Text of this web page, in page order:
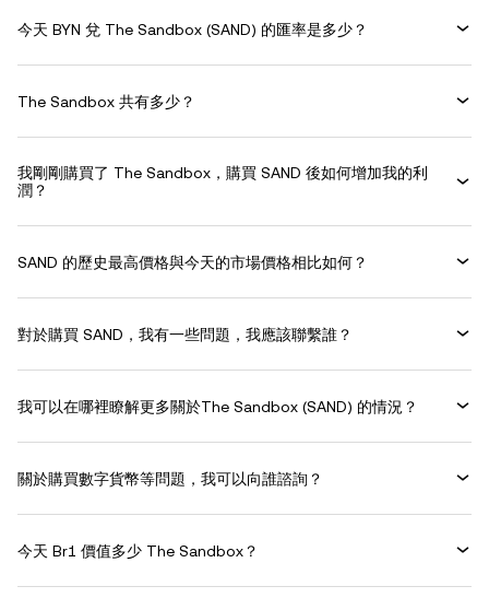
今天 BYN 兌 The Sandbox (SAND) 的匯率是多少？
The Sandbox 共有多少？
我剛剛購買了 The Sandbox，購買 SAND 後如何增加我的利
潤？
SAND 的歷史最高價格與今天的市場價格相比如何？
對於購買 SAND，我有一些問題，我應該聯繫誰？
我可以在哪裡瞭解更多關於The Sandbox (SAND) 的情況？
關於購買數字貨幣等問題，我可以向誰諮詢？
今天 Br1 價值多少 The Sandbox？